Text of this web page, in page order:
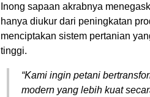
Inong sapaan akrabnya
hanya diukur dari peningkatan
menciptakan sistem pertanian
tinggi.
“Kami ingin petani
modern yang lebih kuat